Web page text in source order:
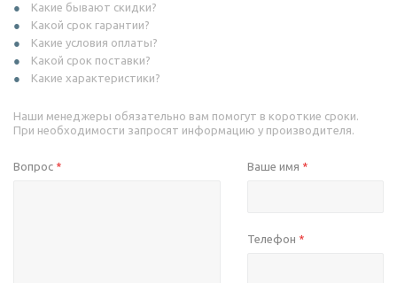
Какие бывают скидки?
Какой срок гарантии?
Какие условия оплаты?
Какой срок поставки?
Какие характеристики?
Наши менеджеры обязательно вам помогут в короткие сроки.
При необходимости запросят информацию у производителя.
Вопрос * Ваше имя *
Телефон *